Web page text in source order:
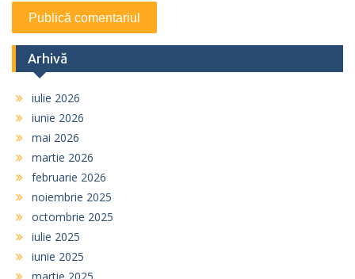
Arhivă
iulie 2026
iunie 2026
mai 2026
martie 2026
februarie 2026
noiembrie 2025
octombrie 2025
iulie 2025
iunie 2025
martie 2025